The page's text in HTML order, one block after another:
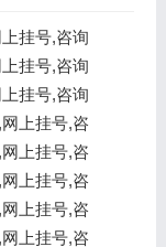
挂号,咨询
挂号,咨询
挂号,咨询
上挂号,咨
上挂号,咨
上挂号,咨
上挂号,咨
上挂号,咨